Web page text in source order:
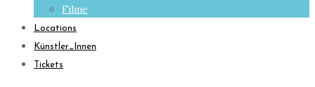
Filme
Locations
Künstler_Innen
Tickets